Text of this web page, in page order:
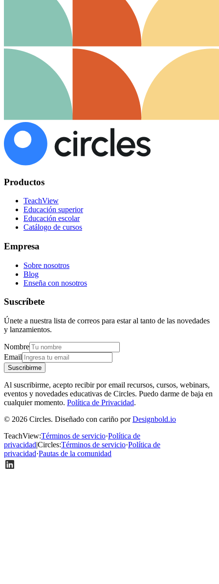
Productos
TeachView
Educación superior
Educación escolar
Catálogo de cursos
Empresa
Sobre nosotros
Blog
Enseña con nosotros
Suscríbete
Únete a nuestra lista de correos para estar al tanto de las novedades
y lanzamientos.
Nombre
Email
Suscribirme
Al suscribirme, acepto recibir por email recursos, cursos, webinars,
eventos y novedades educativas de Circles. Puedo darme de baja en
cualquier momento. Política de Privacidad.
© 2026 Circles. Diseñado con cariño por Designbold.io
TeachView:Términos de servicio·Política de
privacidad|Circles:Términos de servicio·Política de
privacidad·Pautas de la comunidad